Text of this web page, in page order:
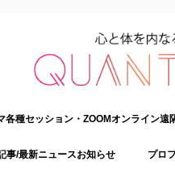
各種セッション・ZOOMオンライン
事/最新ニュースお知らせ プロ